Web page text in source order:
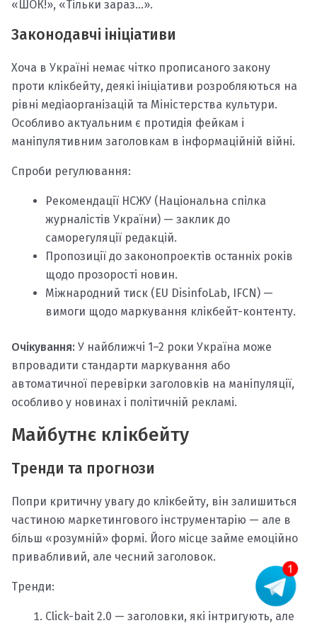
«ШОК!», «Тільки зараз…».
Законодавчі ініціативи
Хоча в Україні немає чітко прописаного закону
проти клікбейту, деякі ініціативи розробляються на
рівні медіаорганізацій та Міністерства культури.
Особливо актуальним є протидія фейкам і
маніпулятивним заголовкам в інформаційній війні.
Спроби регулювання:
Рекомендації НСЖУ (Національна спілка
журналістів України) — заклик до
саморегуляції редакцій.
Пропозиції до законопроектів останніх років
щодо прозорості новин.
Міжнародний тиск (EU DisinfoLab, IFCN) —
вимоги щодо маркування клікбейт-контенту.
Очікування: У найближчі 1–2 роки Україна може
впровадити стандарти маркування або
автоматичної перевірки заголовків на маніпуляції,
особливо у новинах і політичній рекламі.
Майбутнє клікбейту
Тренди та прогнози
Попри критичну увагу до клікбейту, він залишиться
частиною маркетингового інструментарію — але в
більш «розумній» формі. Його місце займе емоційно
привабливий, але чесний заголовок.
Тренди:
Click-bait 2.0 — заголовки, які інтригують, але